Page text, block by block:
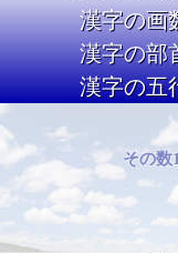
漢字の画
漢字の部
漢字の五
その数